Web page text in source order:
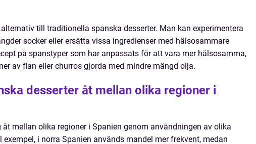
till traditionella spanska desserter. Man kan experimentera
socker eller ersätta vissa ingredienser med hälsosammare
på spanstyper som har anpassats för att vara mer hälsosamma,
av flan eller churros gjorda med mindre mängd olja.
desserter åt mellan olika regioner i
åt mellan olika regioner i Spanien genom användningen av olika
exempel, i norra Spanien används mandel mer frekvent, medan